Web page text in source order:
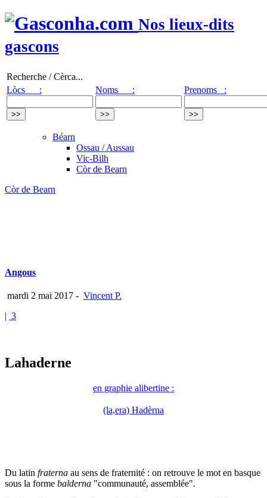
Nos lieux-dits
gascons
Recherche / Cèrca...
Lòcs :
Noms : Prenoms :
Béarn
Ossau / Aussau
Vic-Bilh
Còr de Bearn
Còr de Bearn
Angous
mardi 2 mai 2017 - Vincent P.
| 3
Lahaderne
en graphie alibertine :
(la,era) Hadèrna
Du latin fraterna au sens de fraternité : on retrouve le mot en basque
sous la forme balderna "communauté, assemblée".